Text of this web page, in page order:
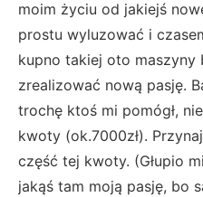
moim życiu od jakiejś
prostu wyluzować i
kupno takiej oto maszyny
zrealizować nową pasję.
trochę ktoś mi pomógł,
kwoty (ok.7000zł).
część tej kwoty. (Głupio
jakąś tam moją pasję, bo